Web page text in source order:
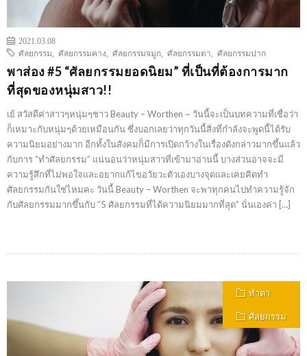
2021.03.08
ศัลยกรรม
ศัลยกรรมคาง ศัลยกรรมจมูก ศัลยกรรมตา ศัลยกรรมปาก
พาส่อง #5 “ศัลยกรรมยอดนิยม” ที่เป็นที่ต้องการมาก
ที่สุดของหนุ่มสาว!!
เย้ สวัสดีค่าสาวๆหนุ่มๆชาว Beauty – Worthen ~ วันนี้จะเป็นบทความที่เชื่อว่า
ก็เหมาะกับหนุ่มๆด้วยเหมือนกัน ซึ่งบอกเลยว่าทุกวันนี้สิ่งที่กำลังจะพูดนี้ได้รับ
ความนิยมอย่างมาก อีกทั้งในสังคมก็มีการเปิดกว้างในเรื่องดังกล่าวมากขึ้นแล้ว
กับการ “ทำศัลยกรรม” แน่นอนว่าหนุ่มสาวที่เข้ามาอ่านนี้ บางส่วนอาจจะมี
ความรู้สึกที่ไม่พอใจและอยากแก้ไขอวัยวะตัวเองบางจุดและเคยคิดทำ
ศัลยกรรมกันใช่ไหมคะ วันนี้ Beauty – Worthen จะพาทุกคนไปทำความรู้จัก
กับศัลยกรรมมากขึ้นกับ “5 ศัลยกรรมที่ได้ความนิยมมากที่สุด” นั่นเองค่า […]
ทำตา
ศัลยกรรม